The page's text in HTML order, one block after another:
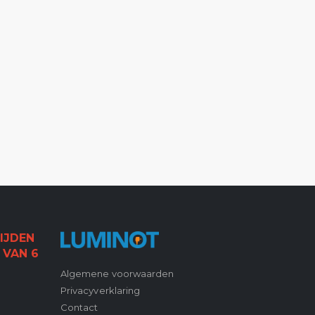
VAN 6
Algemene voorwaarden
Privacyverklaring
Contact